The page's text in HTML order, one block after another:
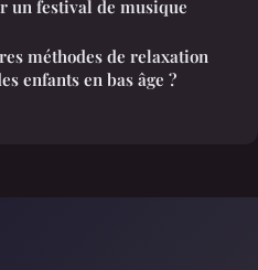
un festival de musique
méthodes de relaxation
enfants en bas âge ?